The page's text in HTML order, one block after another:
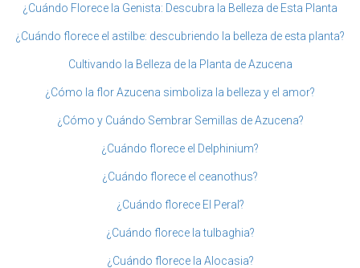
¿Cuándo Florece la Genista: Descubra la Belleza de Esta Planta
¿Cuándo florece el astilbe: descubriendo la belleza de esta planta?
Cultivando la Belleza de la Planta de Azucena
¿Cómo la flor Azucena simboliza la belleza y el amor?
¿Cómo y Cuándo Sembrar Semillas de Azucena?
¿Cuándo florece el Delphinium?
¿Cuándo florece el ceanothus?
¿Cuándo florece El Peral?
¿Cuándo florece la tulbaghia?
¿Cuándo florece la Alocasia?